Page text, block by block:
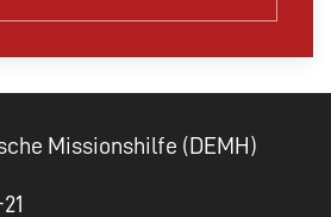
Missionshilfe (DEMH)